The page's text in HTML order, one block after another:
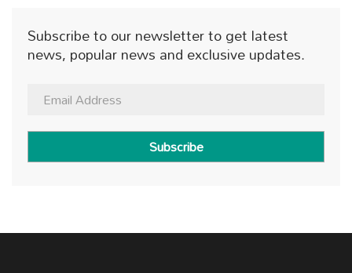
Subscribe to our newsletter to get latest
news, popular news and exclusive updates.
Subscribe